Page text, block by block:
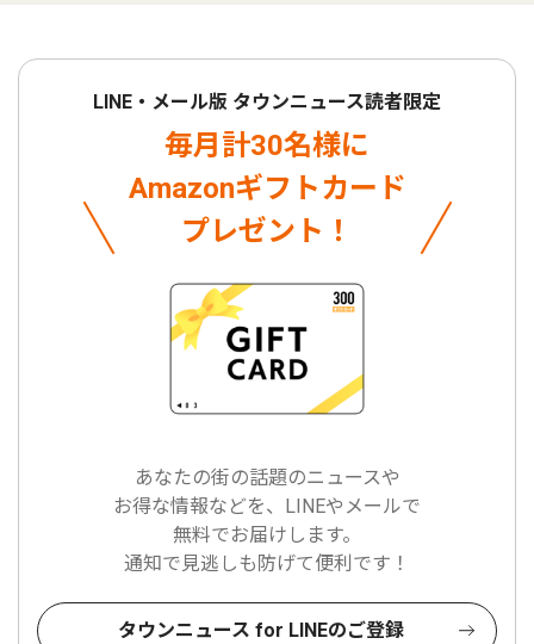
LINE・メール版 タウンニュース読者限定
毎月計30名様に
Amazonギフトカード
プレゼント！
あなたの街の話題のニュースや
お得な情報などを、LINEやメールで
無料でお届けします。
通知で見逃しも防げて便利です！
タウンニュース for LINEのご登録